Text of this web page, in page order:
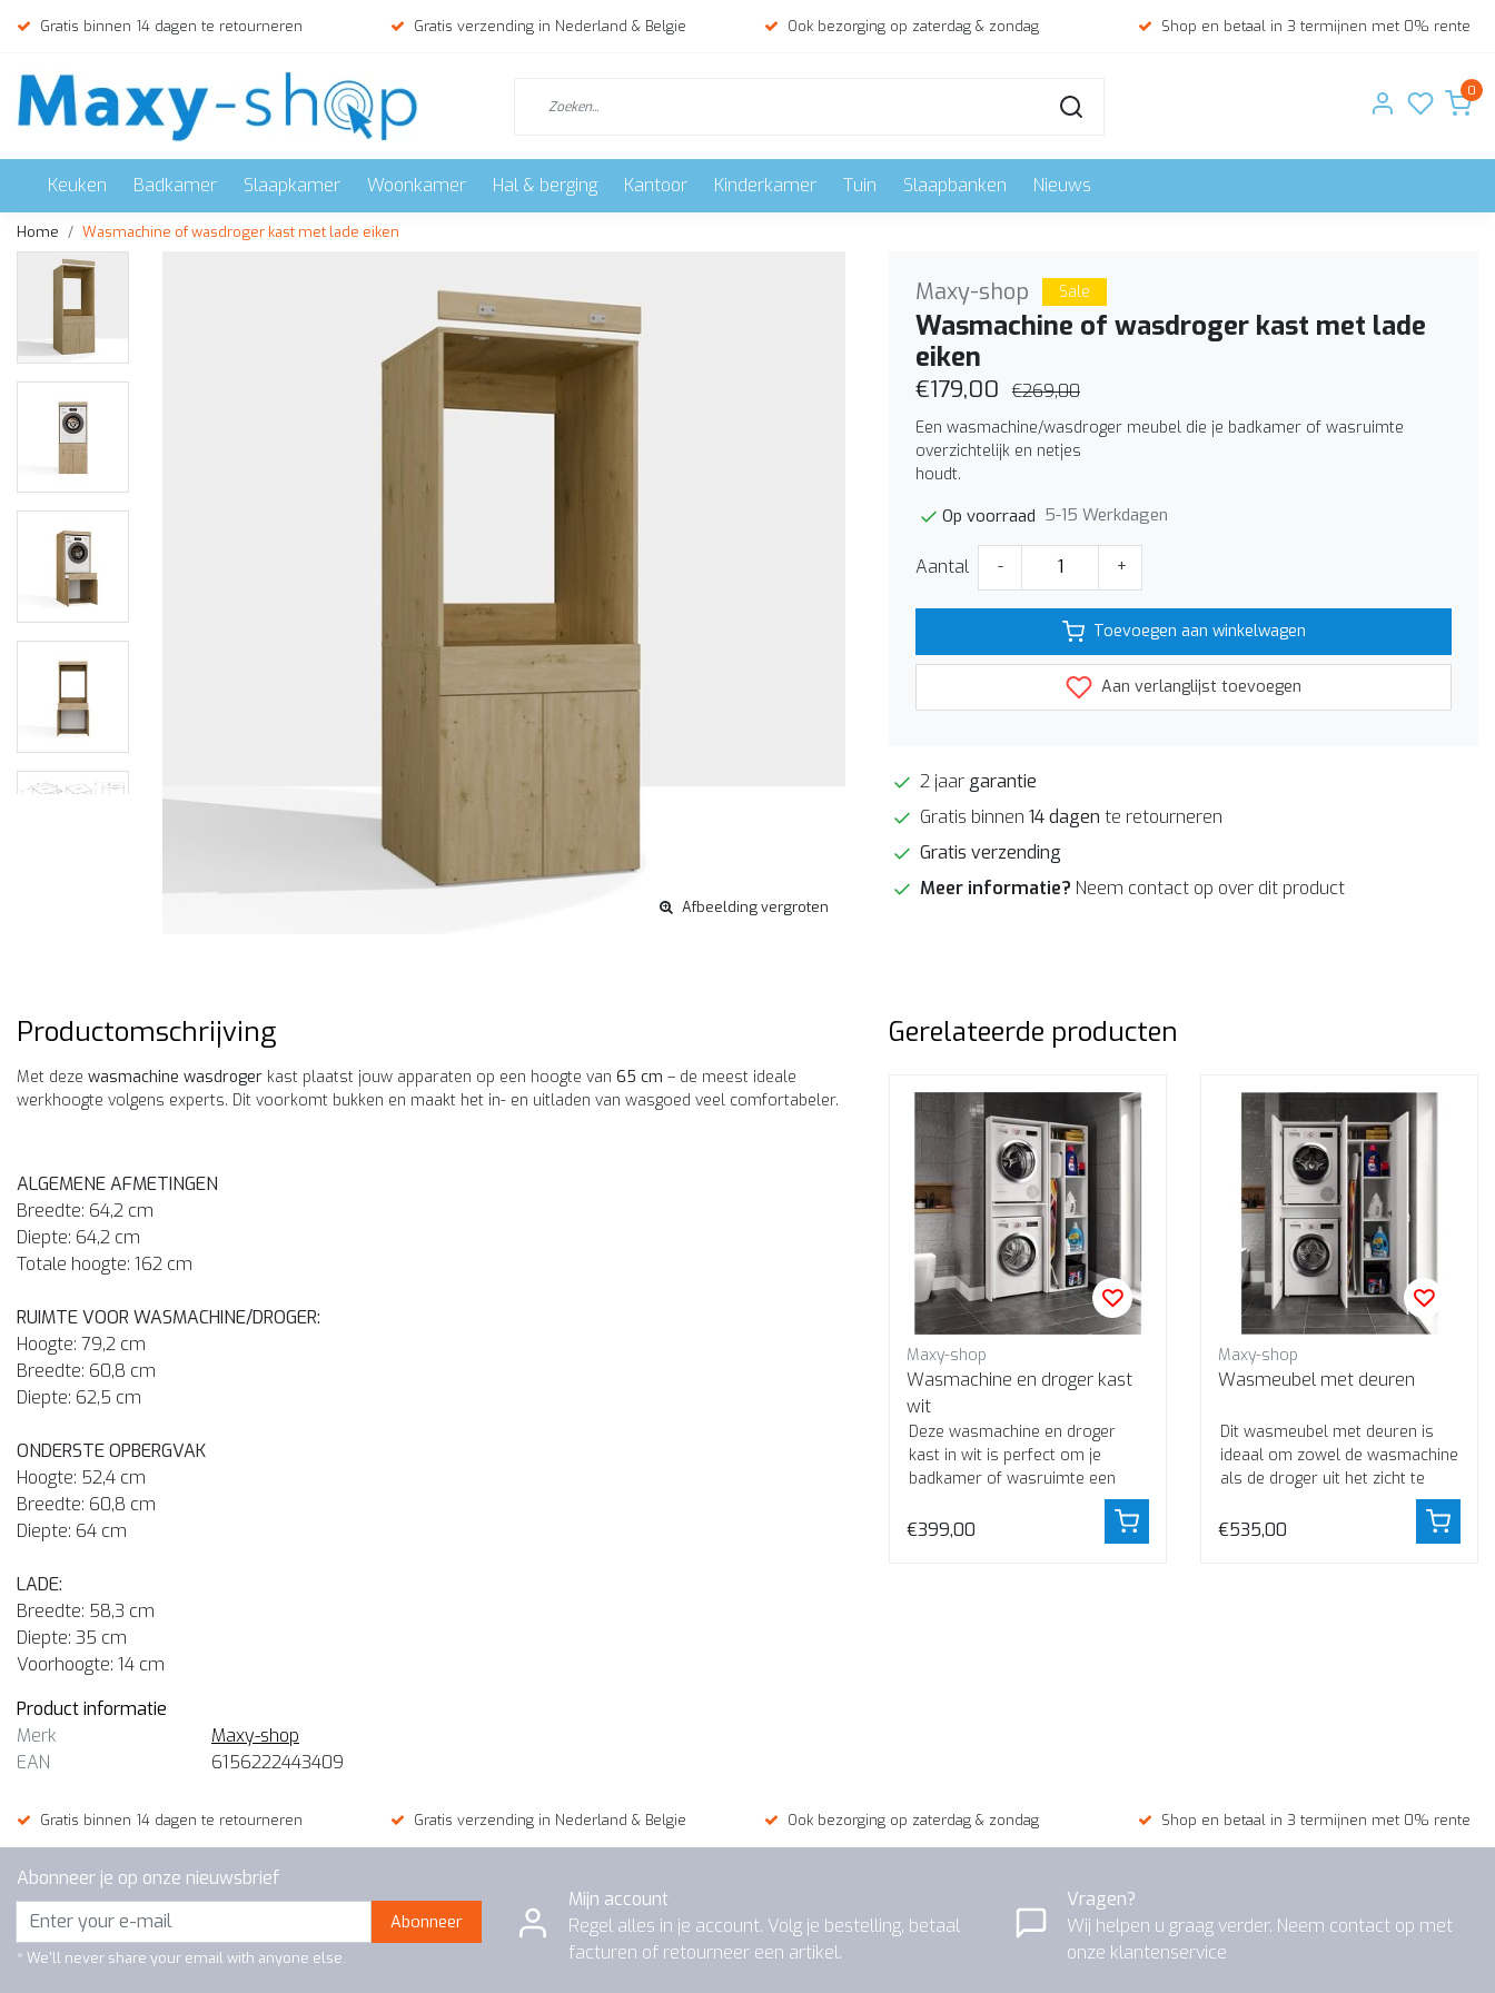
Gratis binnen 14 dagen te retourneren Gratis verzending in Nederland & Belgie Ook bezorging op zaterdag & zondag Shop en betaal in 3 termijnen met 0% rente
0
Keuken Badkamer Slaapkamer Woonkamer Hal & berging Kantoor Kinderkamer Tuin Slaapbanken Nieuws
Home Wasmachine of wasdroger kast met lade eiken
Afbeelding vergroten
Maxy-shop Sale
Wasmachine of wasdroger kast met lade
eiken
€179,00 €269,00
Een wasmachine/wasdroger meubel die je badkamer of wasruimte
overzichtelijk en netjes
houdt.
Op voorraad 5-15 Werkdagen
Aantal - +
Toevoegen aan winkelwagen
Aan verlanglijst toevoegen
2 jaar garantie
Gratis binnen 14 dagen te retourneren
Gratis verzending
Meer informatie? Neem contact op over dit product
Productomschrijving
Met deze wasmachine wasdroger kast plaatst jouw apparaten op een hoogte van 65 cm – de meest ideale
werkhoogte volgens experts. Dit voorkomt bukken en maakt het in- en uitladen van wasgoed veel comfortabeler.
ALGEMENE AFMETINGEN
Breedte: 64,2 cm
Diepte: 64,2 cm
Totale hoogte: 162 cm
RUIMTE VOOR WASMACHINE/DROGER:
Hoogte: 79,2 cm
Breedte: 60,8 cm
Diepte: 62,5 cm
ONDERSTE OPBERGVAK
Hoogte: 52,4 cm
Breedte: 60,8 cm
Diepte: 64 cm
LADE:
Breedte: 58,3 cm
Diepte: 35 cm
Voorhoogte: 14 cm
Product informatie
Merk
Maxy-shop
EAN
6156222443409
Gerelateerde producten
Maxy-shop
Wasmachine en droger kast
wit
Deze wasmachine en droger
kast in wit is perfect om je
badkamer of wasruimte een
opgeruimde aanblik te geven
€399,00
Maxy-shop
Wasmeubel met deuren
Dit wasmeubel met deuren is
ideaal om zowel de wasmachine
als de droger uit het zicht te
houden. De droger plaats je in...
€535,00
Gratis binnen 14 dagen te retourneren Gratis verzending in Nederland & Belgie Ook bezorging op zaterdag & zondag Shop en betaal in 3 termijnen met 0% rente
Abonneer je op onze nieuwsbrief
Abonneer
* We'll never share your email with anyone else.
Mijn account
Regel alles in je account. Volg je bestelling, betaal
facturen of retourneer een artikel.
Vragen?
Wij helpen u graag verder. Neem contact op met
onze klantenservice